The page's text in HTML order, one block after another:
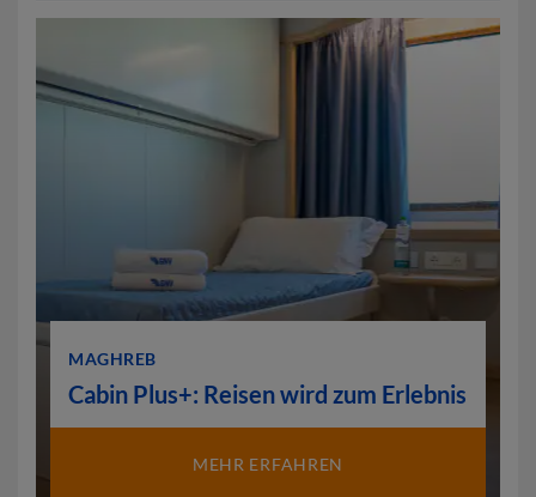
MAGHREB
Cabin Plus+: Reisen wird zum Erlebnis
MEHR ERFAHREN